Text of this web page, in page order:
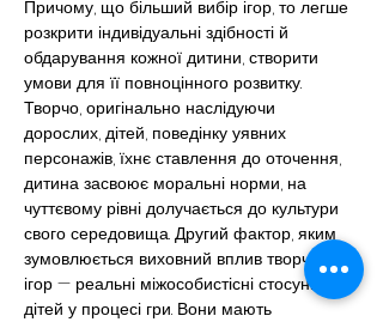
Причому, що більший вибір ігор, то легше
розкрити індивідуальні здібності й
обдарування кожної дитини, створити
умови для її повноцінного розвитку.
Творчо, оригінально наслідуючи
дорослих, дітей, поведінку уявних
персонажів, їхнє ставлення до оточення,
дитина засвоює моральні норми, на
чуттєвому рівні долучається до культури
свого середовища. Другий фактор, яким
зумовлюється виховний вплив творчих
ігор — реальні міжособистісні стосунки
дітей у процесі гри. Вони мають